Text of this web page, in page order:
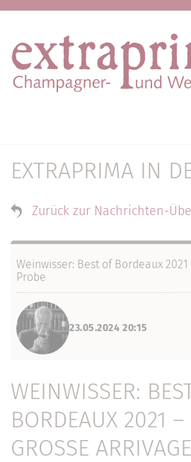
EXTRAPRIMA IN
Zurück zur Nachrichten-
Weinwisser: Best of Bordeaux
Probe
23.05.2024 20:15
WEINWISSER:
BORDEAUX 2021 –
GROSSE